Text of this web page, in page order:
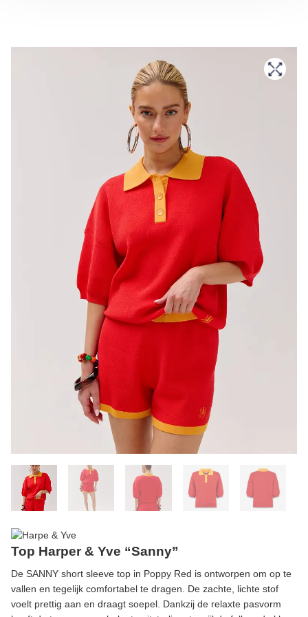
Top Harper & Yve “Sanny”
De SANNY short sleeve top in Poppy Red is ontworpen om op te
vallen en tegelijk comfortabel te dragen. De zachte, lichte stof
voelt prettig aan en draagt soepel. Dankzij de relaxte pasvorm